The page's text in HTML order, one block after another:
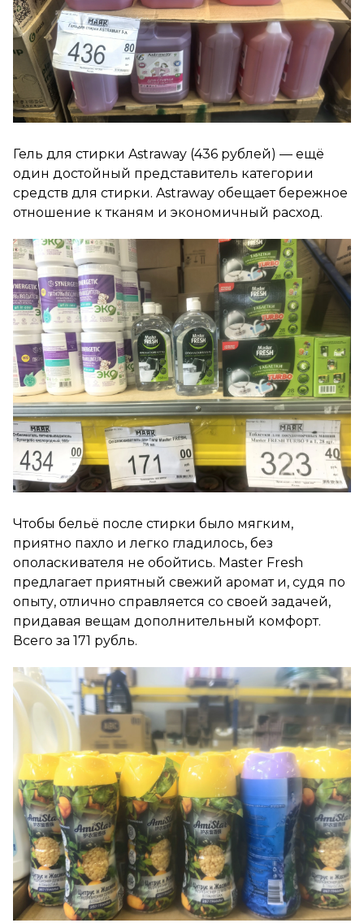
Гель для стирки Astraway (436 рублей) — ещё
один достойный представитель категории
средств для стирки. Astraway обещает бережное
отношение к тканям и экономичный расход.
Чтобы бельё после стирки было мягким,
приятно пахло и легко гладилось, без
ополаскивателя не обойтись. Master Fresh
предлагает приятный свежий аромат и, судя по
опыту, отлично справляется со своей задачей,
придавая вещам дополнительный комфорт.
Всего за 171 рубль.